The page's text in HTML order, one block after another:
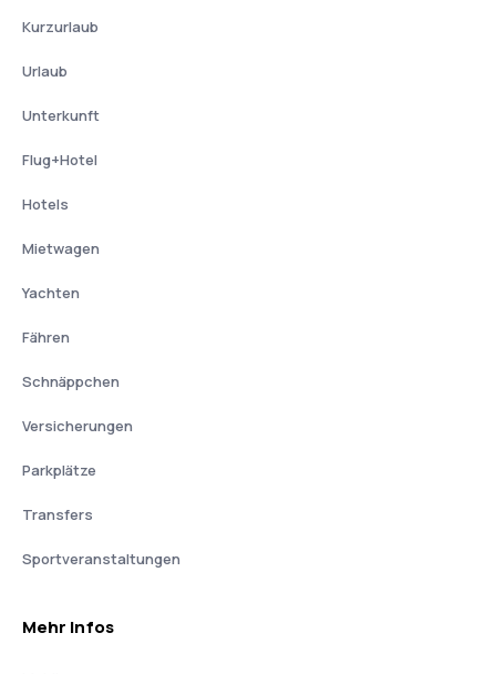
Kurzurlaub
Urlaub
Unterkunft
Flug+Hotel
Hotels
Mietwagen
Yachten
Fähren
Schnäppchen
Versicherungen
Parkplätze
Transfers
Sportveranstaltungen
Mehr Infos